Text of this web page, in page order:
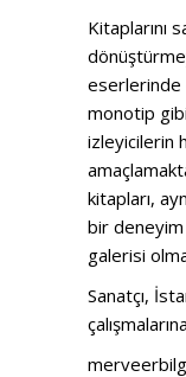
Kitaplarını
eserlerinde
monotip
izleyicilerin
kitapları,
bir
galerisi
Sanatçı,